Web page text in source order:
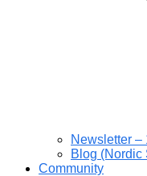
Newsletter –
Blog (Nordic
Community